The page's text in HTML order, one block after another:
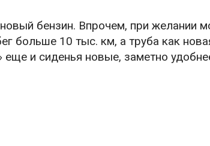
бензин. Впрочем, при желании
больше 10 тыс. км, а труба как
и сиденья новые, заметно